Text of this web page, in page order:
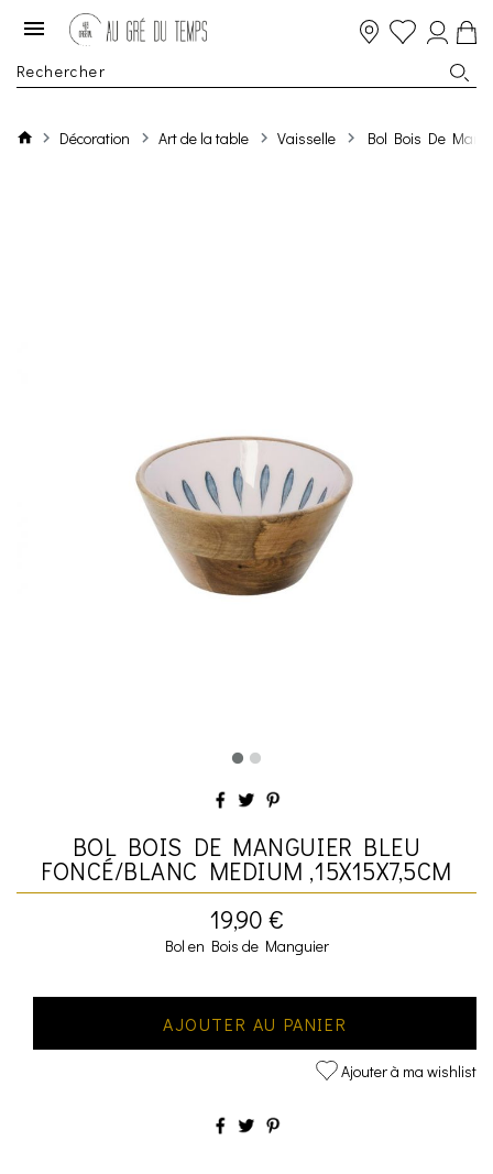
Décoration Art de la table Vaisselle Bol Bois De
BOL BOIS DE MANGUIER BLEU
FONCÉ/BLANC MEDIUM ,15X15X7,5CM
19,90 €
Bol en Bois de Manguier
AJOUTER AU PANIER
Ajouter à ma wishlist